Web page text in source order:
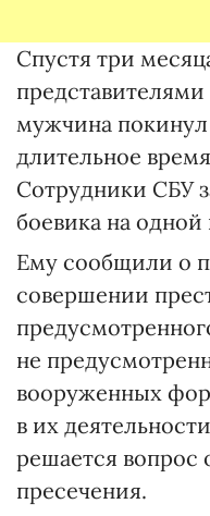
Спустя три
представителями
мужчина
длительное
Сотрудники СБУ
боевика на одной
Ему сообщили о
совершении
не
вооруженных
в их
решается вопрос
пресечения.